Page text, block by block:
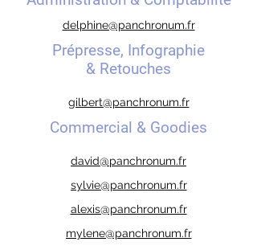
delphine@panchronum.fr
Prépresse, Infographie
& Retouches
gilbert@panchronum.fr
Commercial & Goodies
david@panchronum.fr
sylvie@panchronum.fr
alexis@panchronum.fr
mylene@panchronum.fr